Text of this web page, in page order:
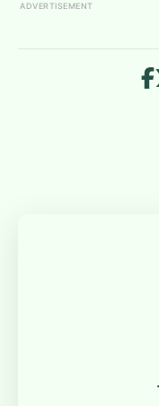
ADVERTISEMENT